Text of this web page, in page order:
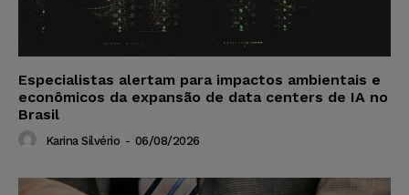
Especialistas alertam para impactos ambientais e
econômicos da expansão de data centers de IA no
Brasil
Karina Silvério - 06/08/2026